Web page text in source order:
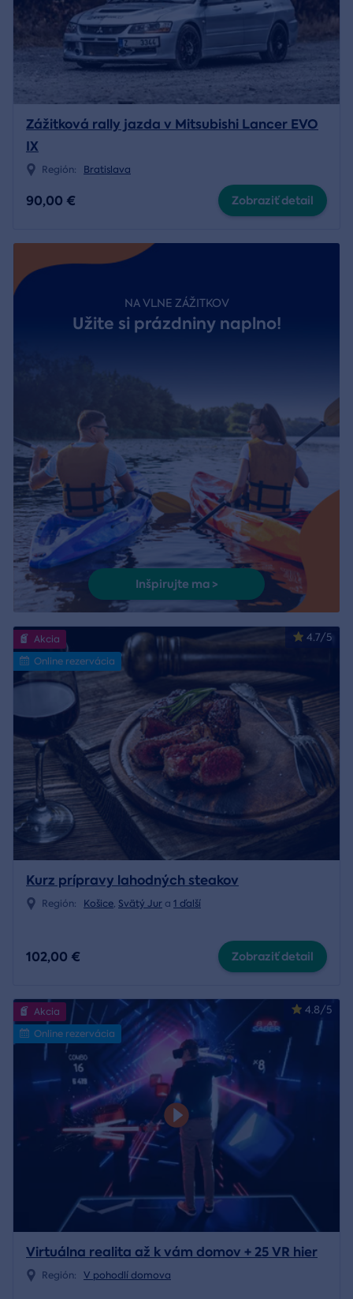
Zážitková rally jazda v Mitsubishi Lancer EVO
IX
Región: Bratislava
90,00 € Zobraziť detail
NA VLNE ZÁŽITKOV
Užite si prázdniny naplno!
Inšpirujte ma >
4.7/5
Akcia
Online rezervácia
Kurz prípravy lahodných steakov
Región: Košice, Svätý Jur a 1 ďalší
102,00 € Zobraziť detail
4.8/5
Akcia
Online rezervácia
Virtuálna realita až k vám domov + 25 VR hier
Región: V pohodlí domova